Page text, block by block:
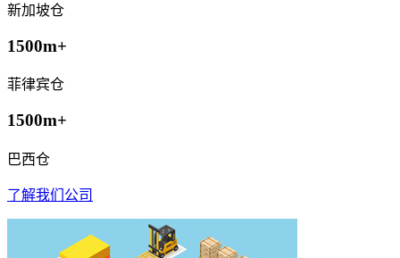
新加坡仓
1500m+
菲律宾仓
1500m+
巴西仓
了解我们公司